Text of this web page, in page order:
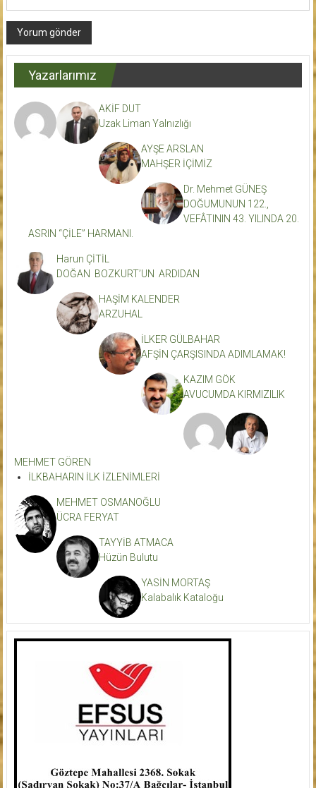
Yazarlarımız
AKİF DUT
Uzak Liman Yalnızlığı
AYŞE ARSLAN
MAHŞER İÇİMİZ
Dr. Mehmet GÜNEŞ
DOĞUMUNUN 122.,
VEFÂTININ 43. YILINDA 20.
ASRIN “ÇİLE” HARMANI.
Harun ÇİTİL
DOĞAN BOZKURT’UN ARDIDAN
HAŞİM KALENDER
ARZUHAL
İLKER GÜLBAHAR
AFŞİN ÇARŞISINDA ADIMLAMAK!
KAZIM GÖK
AVUCUMDA KIRMIZILIK
MEHMET GÖREN
İLKBAHARIN İLK İZLENİMLERİ
MEHMET OSMANOĞLU
ÜCRA FERYAT
TAYYİB ATMACA
Hüzün Bulutu
YASİN MORTAŞ
Kalabalık Kataloğu